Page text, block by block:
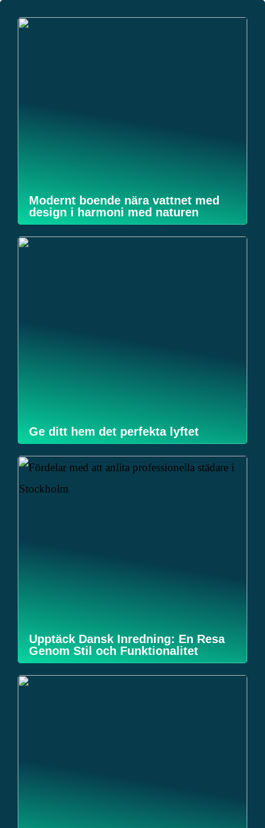
Modernt boende nära vattnet med
design i harmoni med naturen
Ge ditt hem det perfekta lyftet
Upptäck Dansk Inredning: En Resa
Genom Stil och Funktionalitet